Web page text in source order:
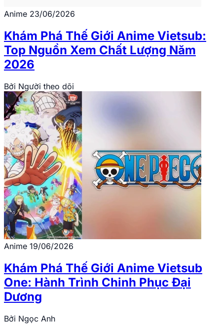
Anime 23/06/2026
Khám Phá Thế Giới Anime Vietsub:
Top Nguồn Xem Chất Lượng Năm
2026
Bởi Người theo dõi
Anime 19/06/2026
Khám Phá Thế Giới Anime Vietsub
One: Hành Trình Chinh Phục Đại
Dương
Bởi Ngọc Anh